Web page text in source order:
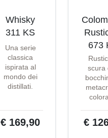
Whisky
311 KS
Una serie
classica
ispirata al
mondo dei
distillati.
€ 169,90
673
scura
€